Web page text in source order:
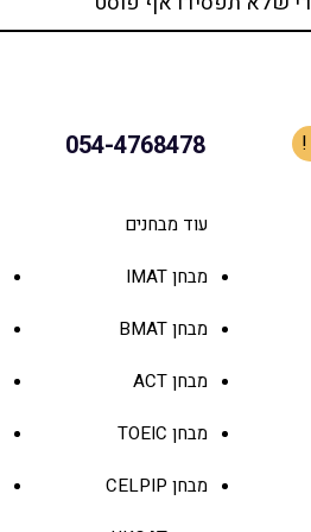
מה דרישות ויזת הסטודנט לקנדה
054-4768478
עוד מבחנים
מבחן IMAT
מבחןBMAT
מבחןACT
מבחן TOEIC
מבחן CELPIP